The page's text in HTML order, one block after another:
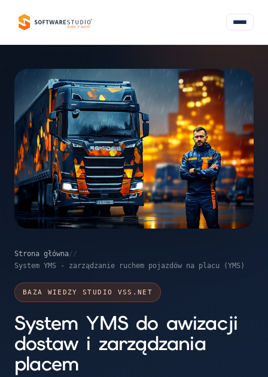
Strona główna/ /
System YMS - zarządzanie ruchem pojazdów na placu (YMS)
BAZA WIEDZY STUDIO VSS.NET
System YMS do awizacji
dostaw i zarządzania
placem